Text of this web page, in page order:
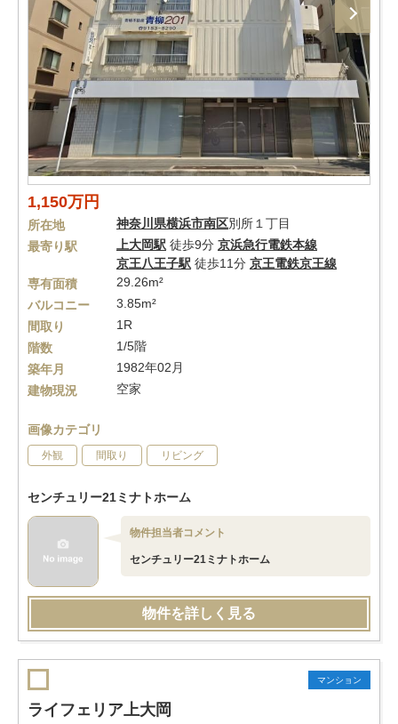
1,150万円
所在地 神奈川県横浜市南区別所１丁目
最寄り駅
上大岡駅 徒歩9分 京浜急行電鉄本線
京王八王子駅 徒歩11分 京王電鉄京王線
専有面積
29.26m²
バルコニー
3.85m²
間取り
1R
階数
1/5階
築年月
1982年02月
建物現況
空家
画像カテゴリ
外観 間取り リビング
センチュリー21ミナトホーム
物件担当者コメント
センチュリー21ミナトホーム
物件を詳しく見る
マンション
ライフェリア上大岡